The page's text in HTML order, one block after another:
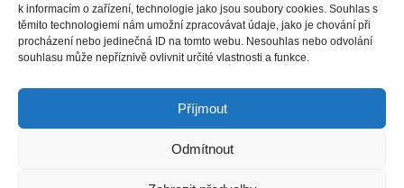
k informacím o zařízení, technologie jako jsou soubory cookies. Souhlas s
těmito technologiemi nám umožní zpracovávat údaje, jako je chování při
procházení nebo jedinečná ID na tomto webu. Nesouhlas nebo odvolání
souhlasu může nepříznivě ovlivnit určité vlastnosti a funkce.
Příjmout
Odmítnout
rozsévá strach.